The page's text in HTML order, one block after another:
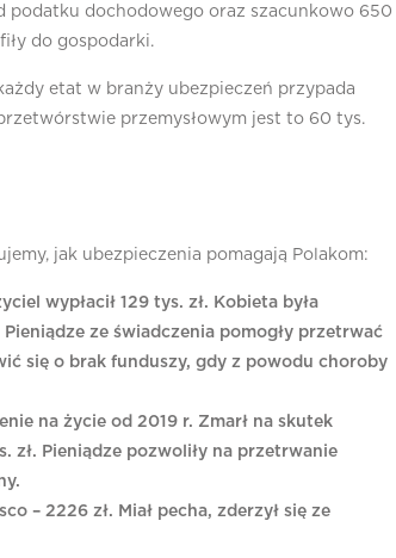
podatku dochodowego oraz szacunkowo 650
do gospodarki.
etat w branży ubezpieczeń przypada
przemysłowym jest to 60 tys.
jak ubezpieczenia pomagają Polakom:
wypłacił 129 tys. zł. Kobieta była
ze świadczenia pomogły przetrwać
się o brak funduszy, gdy z powodu choroby
na życie od 2019 r. Zmarł na skutek
zł. Pieniądze pozwoliły na przetrwanie
– 2226 zł. Miał pecha, zderzył się ze